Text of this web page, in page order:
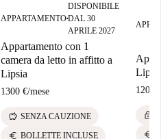
APPARTAMENTO■
DISPONIBILE
DAL 30
APRILE 2027
Appartamento con 1
camera da letto in affitto a
Lipsia
1300 €/mese
savings SENZA CAUZIONE
euro BOLLETTE INCLUSE
1200
lock
euro